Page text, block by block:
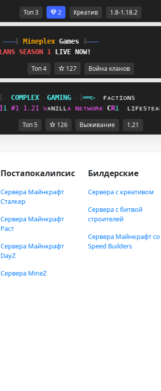
Топ 3 2 Креатив 1.8-1.18.2
[ Mineplex Games ]
SEASON 1 LIVE NOW!
Топ 4 127 Война кланов
COMPL EX GAMING ‐]══▷
ғᴀᴄᴛɪᴏɴs
^ i #1 1 . 21 ᴠᴀɴɪʟʟᴀ ɴᴇᴛᴡᴏʀᴋ CSi ʟɪғᴇsᴛᴇᴀʟ
Топ 5 126 Выживание 1.21
Постапокалипсис
Сервера Майнкрафт
Сталкер
Сервера Майнкрафт
Раст
Сервера Майнкрафт
DayZ
Сервера MineZ
Билдерские
Сервера с креативом
Сервера с битвой
строителей
Сервера Майнкрафт со
Speed Builders